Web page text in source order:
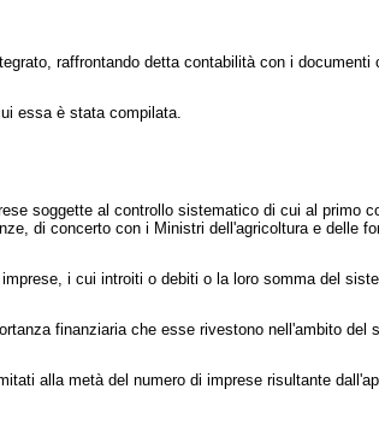
raffrontando detta contabilità con i
essa è stata compilata.
soggette al controllo sistematico di cui al primo
di concerto con i Ministri dell'agricoltura e delle
i cui introiti o debiti o la loro somma del
finanziaria che esse rivestono nell'ambito del
alla metà del numero di imprese risultante